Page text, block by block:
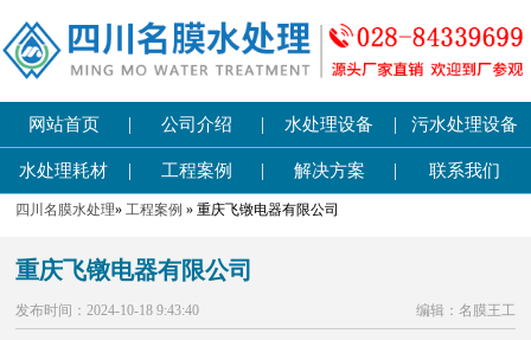
网站首页 | 公司介绍 | 水处理设备 | 污水处理设备
水处理耗材 | 工程案例 | 解决方案 | 联系我们
四川名膜水处理»工程案例 » 重庆飞镦电器有限公司
重庆飞镦电器有限公司
发布时间：2024-10-18 9:43:40 编辑：名膜王工